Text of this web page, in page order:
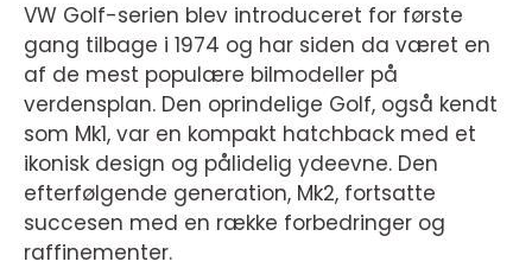
VW Golf-serien blev introduceret for første
gang tilbage i 1974 og har siden da været en
af de mest populære bilmodeller på
verdensplan. Den oprindelige Golf, også kendt
som Mk1, var en kompakt hatchback med et
ikonisk design og pålidelig ydeevne. Den
efterfølgende generation, Mk2, fortsatte
succesen med en række forbedringer og
raffinementer.